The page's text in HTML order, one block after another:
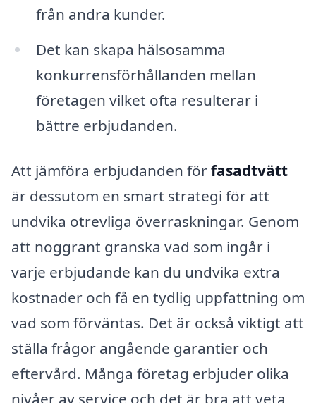
från andra kunder.
Det kan skapa hälsosamma
konkurrensförhållanden mellan
företagen vilket ofta resulterar i
bättre erbjudanden.
Att jämföra erbjudanden förfasadtvätt
är dessutom en smart strategi för att
undvika otrevliga överraskningar. Genom
att noggrant granska vad som ingår i
varje erbjudande kan du undvika extra
kostnader och få en tydlig uppfattning om
vad som förväntas. Det är också viktigt att
ställa frågor angående garantier och
eftervård. Många företag erbjuder olika
nivåer av service och det är bra att veta